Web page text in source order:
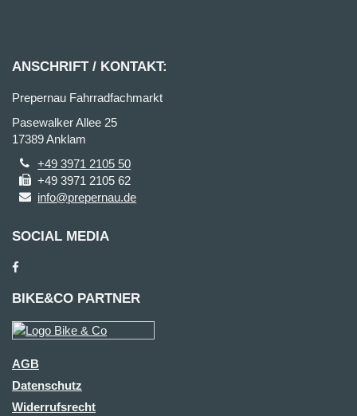
ANSCHRIFT / KONTAKT:
Prepernau Fahrradfachmarkt
Pasewalker Allee 25
17389 Anklam
+49 3971 2105 50
+49 3971 2105 62
info@prepernau.de
SOCIAL MEDIA
BIKE&CO PARTNER
AGB
Datenschutz
Widerrufsrecht